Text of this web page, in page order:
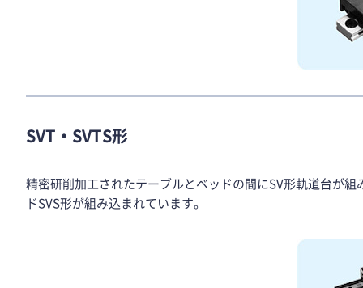
SVT・SVTS形
精密研削加工されたテーブルとベッドの間にSV形軌道台が
ドSVS形が組み込まれています。